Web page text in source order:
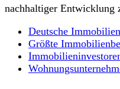
nachhaltiger Entwicklung
Deutsche
Größte